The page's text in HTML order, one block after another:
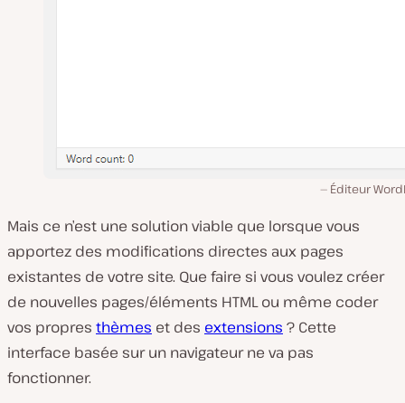
Éditeur
Mais ce n’est une solution viable que lorsque vous
apportez des modifications directes aux pages
existantes de votre site. Que faire si vous voulez créer
de nouvelles pages/éléments HTML ou même coder
vos propres thèmes et des extensions ? Cette
interface basée sur un navigateur ne va pas
fonctionner.